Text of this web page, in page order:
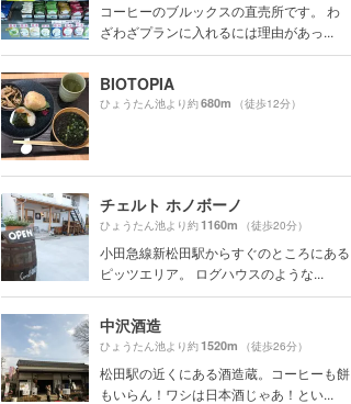
コーヒーのブルックスの直売所です。 わ
ざわざプランに入れるには理由があっ...
BIOTOPIA
ひょうたん池より約680m （徒歩12分）
チェルト ホノボーノ
ひょうたん池より約1160m （徒歩20分）
小田急線新松田駅からすぐのところにある
ピッツエリア。 ログハウスのような...
中沢酒造
ひょうたん池より約1520m （徒歩26分）
松田駅の近くにある酒造蔵。コーヒーも餅
もいらん！ワシは日本酒じゃあ！とい...